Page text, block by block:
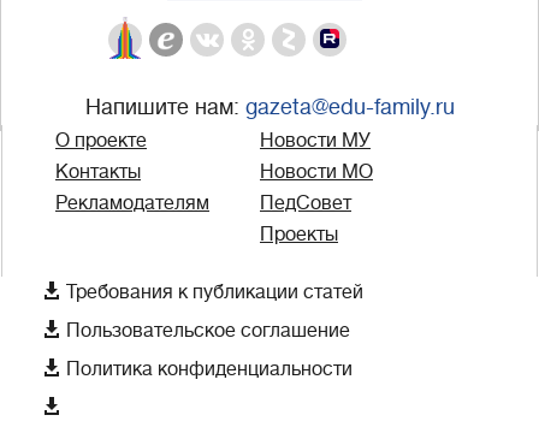
Напишите нам: gazeta@edu-family.ru
О проекте
Контакты
Рекламодателям
Новости МУ
Новости МО
ПедСовет
Проекты
 Требования к публикации статей
 Пользовательское соглашение
 Политика конфиденциальности
